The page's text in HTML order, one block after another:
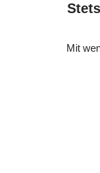
Mit